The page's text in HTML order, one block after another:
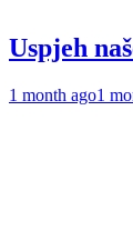
Uspjeh
1 month ago1